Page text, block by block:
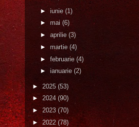
► iunie (1)
► mai (6)
► aprilie (3)
► martie (4)
► februarie (4)
► ianuarie (2)
► 2025 (53)
► 2024 (90)
► 2023 (70)
► 2022 (78)